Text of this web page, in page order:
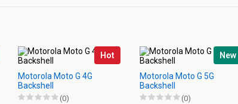
Hot
Motorola Moto G 4G
Backshell
(0)
New
Motorola Moto G 5G
Backshell
(0)